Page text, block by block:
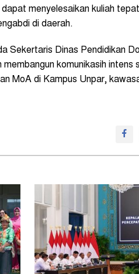
menyelesaikan kuliah
di daerah.
Sekertaris Dinas Pendidikan
komunikasih intens
MoA di Kampus Unpar,